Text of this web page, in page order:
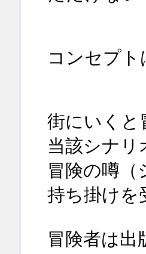
コンセプ
街にいくと
当該シナリ
冒険の噂（
持ち掛けを
冒険者は出